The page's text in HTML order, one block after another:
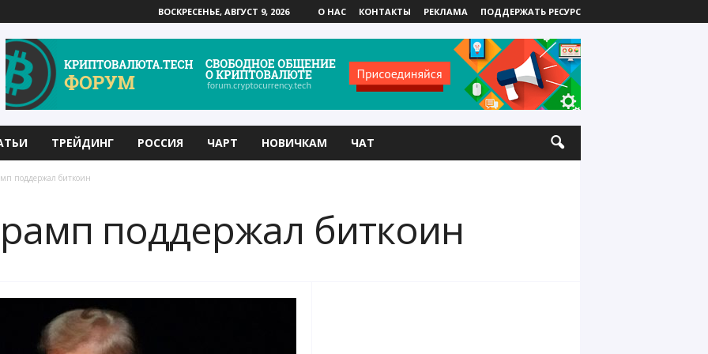
ВОСКРЕСЕНЬЕ, АВГУСТ 9, 2026 О НАС КОНТАКТЫ РЕКЛАМА ПОДДЕРЖАТЬ РЕСУРС
ТРЕЙДИНГ РОССИЯ ЧАРТ НОВИЧКАМ ЧАТ
поддержал биткоин
поддержал биткоин